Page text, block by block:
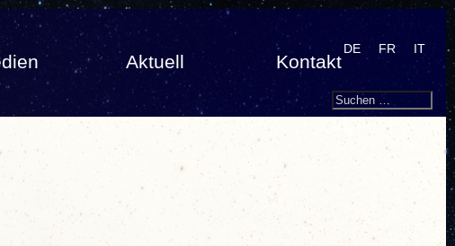
Aktuell Kontakt
DE FR IT
Search
Suchen